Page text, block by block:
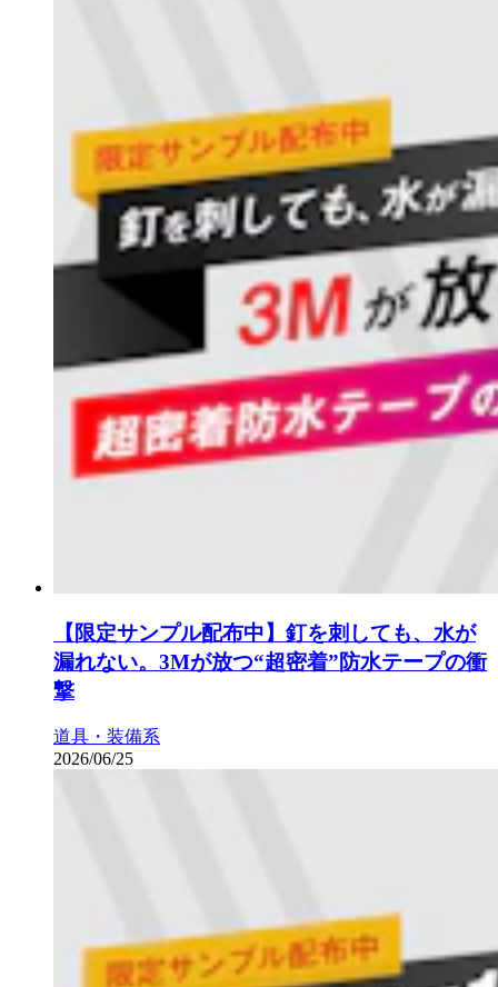
【限定サンプル配布中】釘を刺しても、水が
漏れない。3Mが放つ“超密着”防水テープの衝
撃
道具・装備系
2026/06/25